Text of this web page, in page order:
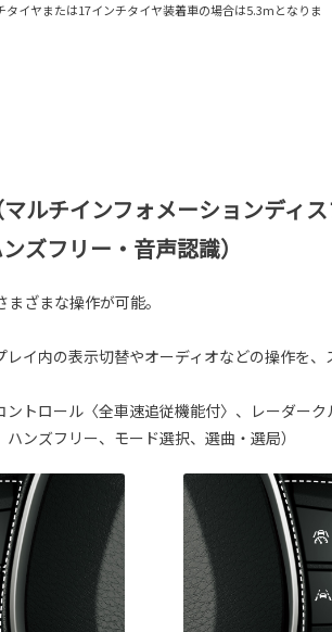
タイヤまたは17インチタイヤ装着車の場合は5.3mとなりま
ルチインフォメーションディ
ズフリー・音声認識）
ざまな操作が可能。
イ内の表示切替やオーディオなどの操作を
トロール〈全車速追従機能付〉、レーダーク
ンズフリー、モード選択、選曲・選局）